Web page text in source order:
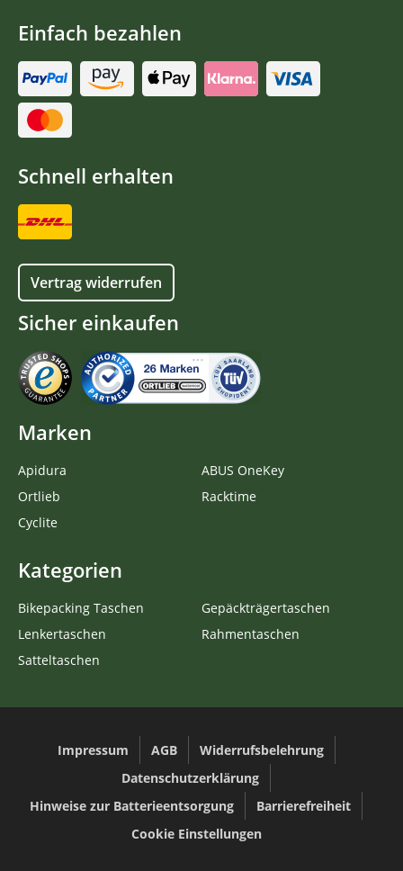
Einfach bezahlen
Schnell erhalten
Vertrag widerrufen
Sicher einkaufen
Marken
Apidura
Ortlieb
Cyclite
ABUS OneKey
Racktime
Kategorien
Bikepacking Taschen
Lenkertaschen
Satteltaschen
Gepäckträgertaschen
Rahmentaschen
Impressum AGB
Widerrufsbelehrung
Datenschutzerklärung
Hinweise zur Batterieentsorgung
Barrierefreiheit
Cookie Einstellungen